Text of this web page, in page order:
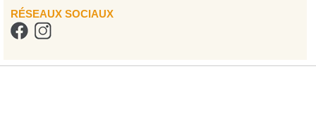
RÉSEAUX SOCIAUX